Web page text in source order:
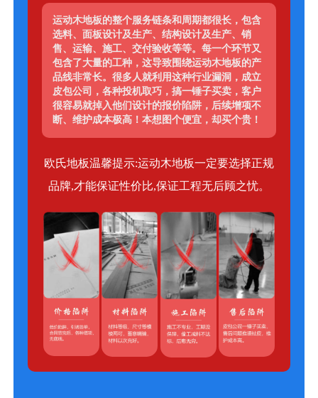
运动木地板的整个服务链条和周期都很长，包含
选料、面板设计及生产、结构设计及生产、销
售、运输、施工、交付验收等等。每一个环节又
包含了大量的工种，这导致围绕运动木地板的产
品线非常长。很多人就利用这种行业漏洞，成立
皮包公司，各种投机取巧，搞一锤子买卖，客户
很容易就掉入他们设计的报价陷阱，后续增项不
断、维护成本极高！本想图个便宜，却买个贵！
欧氏地板温馨提示:运动木地板一定要选择正规
品牌,才能保证性价比,保证工程无后顾之忧。